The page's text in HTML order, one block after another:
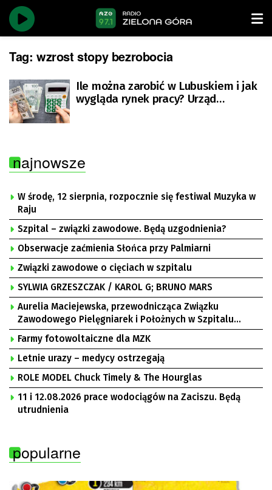
Tag: wzrost stopy bezrobocia
Ile można zarobić w Lubuskiem i jak
wygląda rynek pracy? Urząd
najnowsze
W środę, 12 sierpnia, rozpocznie się festiwal Muzyka w
Raju
Szpital – związki zawodowe. Będą uzgodnienia?
Obserwacje zaćmienia Słońca przy Palmiarni
Związki zawodowe o cięciach w szpitalu
SYLWIA GRZESZCZAK / KAROL G; BRUNO MARS
Aurelia Maciejewska, przewodnicząca Związku
Zawodowego Pielęgniarek i Położnych w Szpitalu
Uniwersyteckim w Zielonej Górze, Bogusław
Motowidełko, przewodniczący Zarządu Regionu NSZZ
„Solidarność” Zielona Góra
Farmy fotowoltaiczne dla MZK
Letnie urazy – medycy ostrzegają
ROLE MODEL Chuck Timely & The Hourglas
11 i 12.08.2026 prace wodociągów na Zaciszu. Będą
utrudnienia
popularne